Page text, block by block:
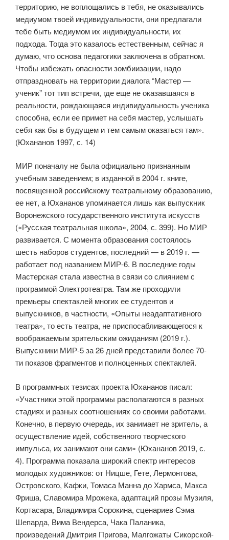
территорию, не воплощались в тебя, не оказывались
медиумом твоей индивидуальности, они предлагали
тебе быть медиумом их индивидуальности, их
подхода. Тогда это казалось естественным, сейчас я
думаю, что основа педагогики заключена в обратном.
Чтобы избежать опасности зомбиизации, надо
отпраздновать на территории диалога “Мастер —
ученик” тот тип встречи, где еще не оказавшаяся в
реальности, рождающаяся индивидуальность ученика
способна, если ее примет на себя мастер, услышать
себя как бы в будущем и тем самым оказаться там».
(Юхананов 1997, с. 14)
МИР поначалу не была официально признанным
учебным заведением; в изданной в 2004 г. книге,
посвященной российскому театральному образованию,
ее нет, а Юхананов упоминается лишь как выпускник
Воронежского государственного института искусств
(«Русская театральная школа», 2004, с. 399). Но МИР
развивается. С момента образования состоялось
шесть наборов студентов, последний — в 2019 г. —
работает под названием МИР-6. В последние годы
Мастерская стала известна в связи со слиянием с
программой Электротеатра. Там же проходили
премьеры спектаклей многих ее студентов и
выпускников, в частности, «Опыты неадаптативного
театра», то есть театра, не приспосабливающегося к
воображаемым зрительским ожиданиям (2019 г.).
Выпускники МИР-5 за 26 дней представили более 70-
ти показов фрагментов и полноценных спектаклей.
В программных тезисах проекта Юхананов писал:
«Участники этой программы располагаются в разных
стадиях и разных соотношениях со своими работами.
Конечно, в первую очередь, их занимает не зритель, а
осуществление идей, собственного творческого
импульса, их занимают они сами» (Юхананов 2019, с.
4). Программа показала широкий спектр интересов
молодых художников: от Ницше, Гете, Лермонтова,
Островского, Кафки, Томаса Манна до Хармса, Макса
Фриша, Славомира Мрожека, адаптаций прозы Музиля,
Кортасара, Владимира Сорокина, сценариев Сэма
Шепарда, Вима Вендерса, Чака Паланика,
произведений Дмитрия Пригова, Малгожаты Сикорской-